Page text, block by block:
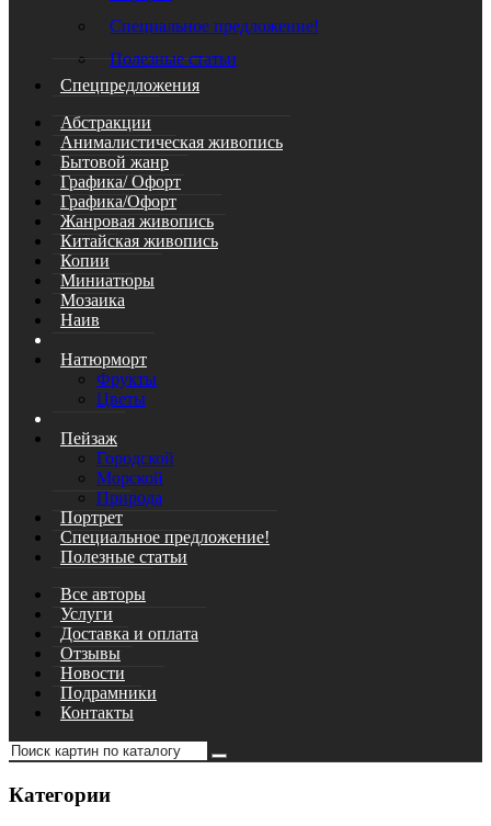
Специальное предложение!
Полезные статьи
Спецпредложения
Абстракции
Анималистическая живопись
Бытовой жанр
Графика/ Офорт
Графика/Офорт
Жанровая живопись
Китайская живопись
Копии
Миниатюры
Мозаика
Наив
Натюрморт
Фрукты
Цветы
Пейзаж
Городской
Морской
Природа
Портрет
Специальное предложение!
Полезные статьи
Все авторы
Услуги
Доставка и оплата
Отзывы
Новости
Подрамники
Контакты
Категории